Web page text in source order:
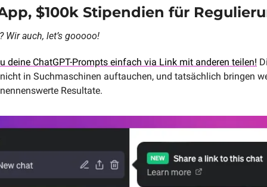
$100k Stipendien für
Wir auch, let’s gooooo!
deine ChatGPT-Prompts einfach via Link mit anderen teilen!
in Suchmaschinen auftauchen, und tatsächlich bringen
Resultate.